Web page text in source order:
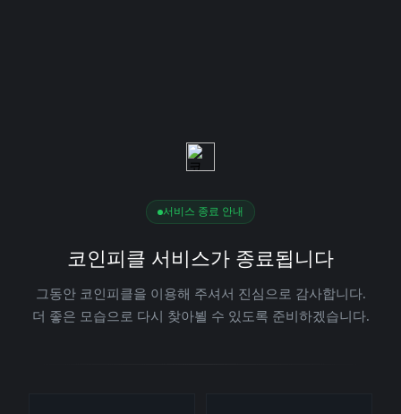
서비스 종료 안내
코인피클 서비스가 종료됩니다
그동안 코인피클을 이용해 주셔서 진심으로 감사합니다.
더 좋은 모습으로 다시 찾아뵐 수 있도록 준비하겠습니다.